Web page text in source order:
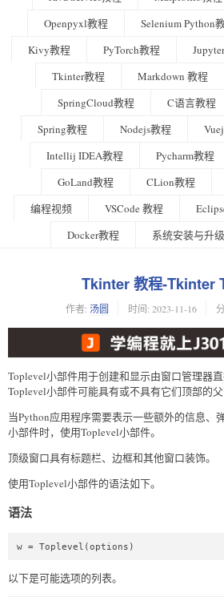
Openpyxl教程
Selenium Python
Kivy教程
PyTorch教程
Tkinter教程
Markdown 教程
SpringCloud教程
C语言教程
Spring教程
Nodejs教程
Intellij IDEA教程
Pycharm教程
GoLand教程
CLion教程
编程视频
VSCode 教程
Docker教程
系统安装与升级
Tkinter 教程-Tkinter
作者: 汤圆 时间: 2023-11-16
Toplevel小部件用于创建和显示由窗口管理器直
Toplevel小部件可能具有或不具有它们顶部的父
当Python应用程序需要表示一些额外的信息、
小部件时，使用Toplevel小部件。
顶级窗口具有标题栏、边框和其他窗口装饰。
使用Toplevel小部件的语法如下。
语法
w = Toplevel(options)
以下是可能选项的列表。